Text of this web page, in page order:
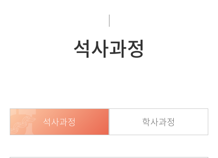
석사과정
석사과정 학사과정